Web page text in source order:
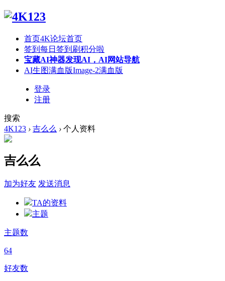
首页4K论坛首页
签到 每日签到刷积分啦
宝藏AI神器发现AI，AI网站导航
AI生图满血版Image-2满血版
登录
注册
搜索
4K123 › 吉么么 › 个人资料
吉么么
加为好友 发送消息
TA的资料
主题
主题数
64
好友数